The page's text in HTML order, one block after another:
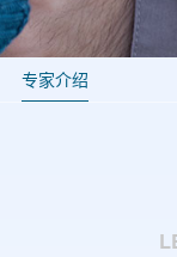
专家介绍